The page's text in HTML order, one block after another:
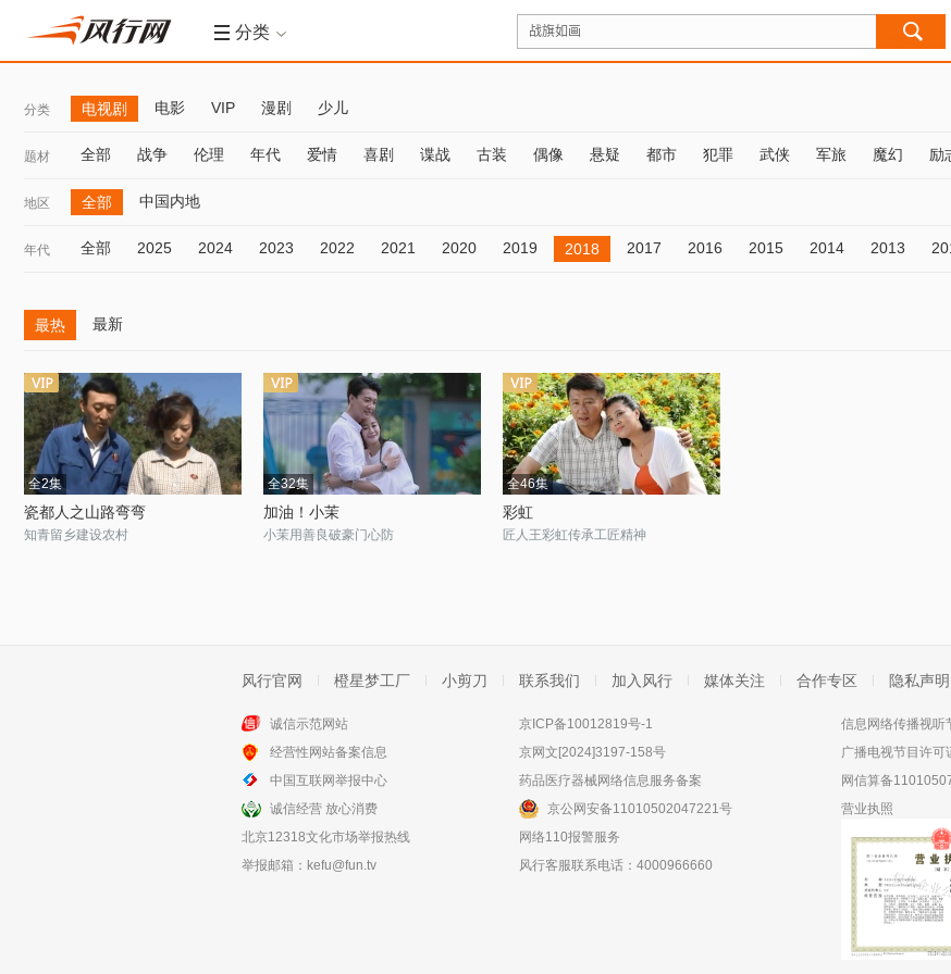
分类
分类 电视剧 电影 VIP 漫剧 少儿
题材 全部 战争 伦理 年代 爱情 喜剧 谍战 古装 偶像 悬疑 都市 犯罪 武侠 军旅 魔幻 励
地区 全部 中国内地
年代 全部 2025 2024 2023 2022 2021 2020 2019 2018 2017 2016 2015 2014 2013
最热 最新
全2集
瓷都人之山路弯弯
知青留乡建设农村
全32集
加油！小茉
小茉用善良破豪门心防
全46集
彩虹
匠人王彩虹传承工匠精神
风行官网 橙星梦工厂 小剪刀 联系我们 加入风行 媒体关注 合作专区 隐私声明
诚信示范网站
经营性网站备案信息
中国互联网举报中心
诚信经营 放心消费
北京12318文化市场举报热线
举报邮箱： kefu@fun.tv
京ICP备10012819号-1
京网文[2024]3197-158号
药品医疗器械网络信息服务备案
京公网安备11010502047221号
网络110报警服务
风行客服联系电话：4000966660
信息网络传播视
广播电视节目许可
网信算备
营业执照